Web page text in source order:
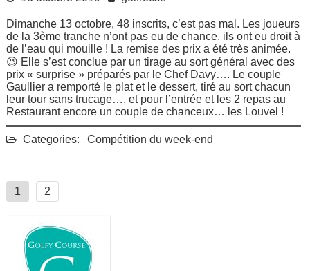
Dimanche 13 octobre, 48 inscrits, c’est pas mal. Les joueurs
de la 3ème tranche n’ont pas eu de chance, ils ont eu droit à
de l’eau qui mouille ! La remise des prix a été très animée.
😉 Elle s’est conclue par un tirage au sort général avec des
prix « surprise » préparés par le Chef Davy…. Le couple
Gaullier a remporté le plat et le dessert, tiré au sort chacun
leur tour sans trucage…. et pour l’entrée et les 2 repas au
Restaurant encore un couple de chanceux… les Louvel !
Categories: Compétition du week-end
Navigation
des
1 2